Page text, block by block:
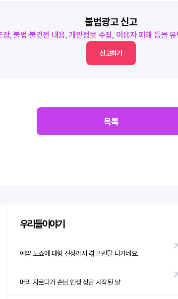
불법광고 신고
장, 불법·불건전 내용, 개인정보 수집, 이용자 피해 등을
신고하기
목록
우리들이야기
예약 노쇼에 대형 진상까지 겪고 멘탈 나가네요.
머리 자르다가 손님 인생 상담 시작된 날